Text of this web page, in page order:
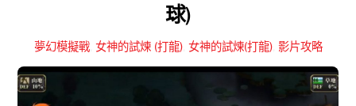
球)
夢幻模擬戰, 女神的試煉 (打龍), 女神的試煉(打龍), 影片攻略